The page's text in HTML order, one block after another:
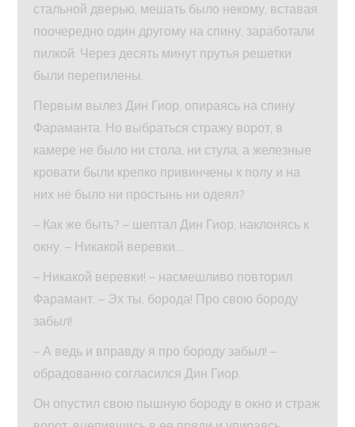
стальной дверью, мешать было некому, вставая
поочередно один другому на спину, заработали
пилкой. Через десять минут прутья решетки
были перепилены.
Первым вылез Дин Гиор, опираясь на спину
Фараманта. Но выбраться стражу ворот, в
камере не было ни стола, ни стула, а железные
кровати были крепко привинчены к полу и на
них не было ни простынь ни одеял?
– Как же быть? – шептал Дин Гиор, наклонясь к
окну. – Никакой веревки…
– Никакой веревки! – насмешливо повторил
Фарамант. – Эх ты, борода! Про свою бороду
забыл!
– А ведь и вправду я про бороду забыл! –
обрадованно согласился Дин Гиор.
Он опустил свою пышную бороду в окно и страж